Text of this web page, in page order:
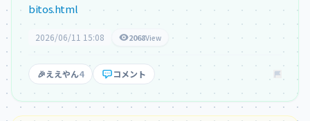
bitos.html
2026/06/11 15:08 2068View
🎉ええやん4 コメント